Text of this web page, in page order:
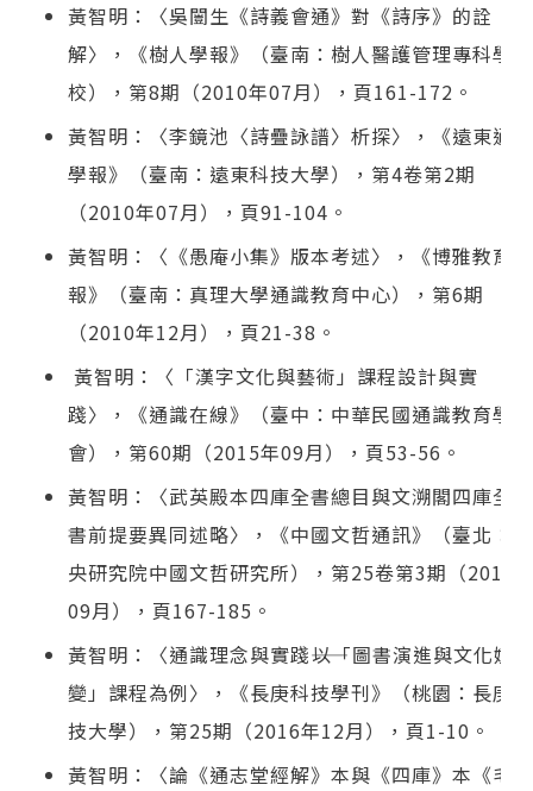
黃智明：〈吳闓生《詩義會通》對《詩序》的詮
解〉，《樹人學報》（臺南：樹人醫護管理專科學
校），第8期（2010年07月），頁161-172。
黃智明：〈李鏡池〈詩疊詠譜〉析探〉，《遠東通識
學報》（臺南：遠東科技大學），第4卷第2期
（2010年07月），頁91-104。
黃智明：〈《愚庵小集》版本考述〉，《博雅教育學
報》（臺南：真理大學通識教育中心），第6期
（2010年12月），頁21-38。
黃智明：〈「漢字文化與藝術」課程設計與實
踐〉，《通識在線》（臺中：中華民國通識教育學
會），第60期（2015年09月），頁53-56。
黃智明：〈武英殿本四庫全書總目與文溯閣四庫全書
書前提要異同述略〉，《中國文哲通訊》（臺北：中
央研究院中國文哲研究所），第25卷第3期（2015
09月），頁167-185。
黃智明：〈通識理念與實踐――以「圖書演進與文化嬗
變」課程為例〉，《長庚科技學刊》（桃園：長庚科
技大學），第25期（2016年12月），頁1-10。
黃智明：〈論《通志堂經解》本與《四庫》本《毛詩